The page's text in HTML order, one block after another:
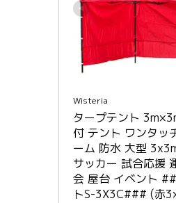
Wisteria
タープテント
付 テント ワンタッ
ーム 防水 大型
サッカー 試合応援
会 屋台 イベント
トS-3X3C### (赤